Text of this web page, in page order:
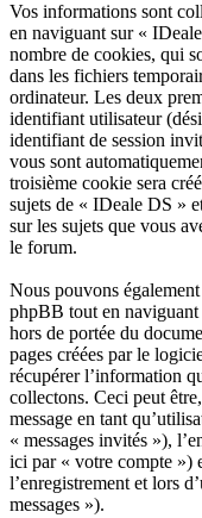
Vos informations sont
en naviguant sur «
nombre de cookies, qui
dans les fichiers
ordinateur. Les deux
identifiant utilisateur
identifiant de session
vous sont
troisième cookie sera
sujets de « IDeale DS »
sur les sujets que vous
le forum.
Nous pouvons
phpBB tout en
hors de portée du
pages créées par le
récupérer l’information
collectons. Ceci peut
message en tant
« messages invités »),
ici par « votre compte »)
l’enregistrement et lors
messages »).